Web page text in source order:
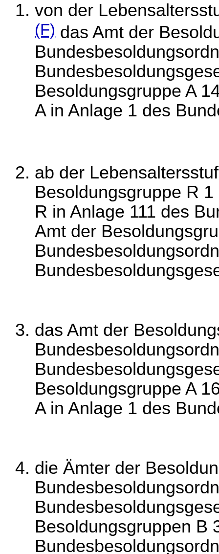
von der
(F)das Amt der
Besoldungsgruppe A
A in Anlage 1 des
ab der
Besoldungsgruppe R
R in Anlage 111 des
Amt der
das Amt der
Besoldungsgruppe A
A in Anlage 1 des
die Ämter der
Besoldungsgruppen B